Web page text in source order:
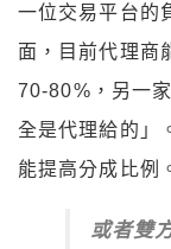
一位交易平台的
面，目前代理商
70-80%，另一
全是代理給的」
能提高分成比例
或者雙